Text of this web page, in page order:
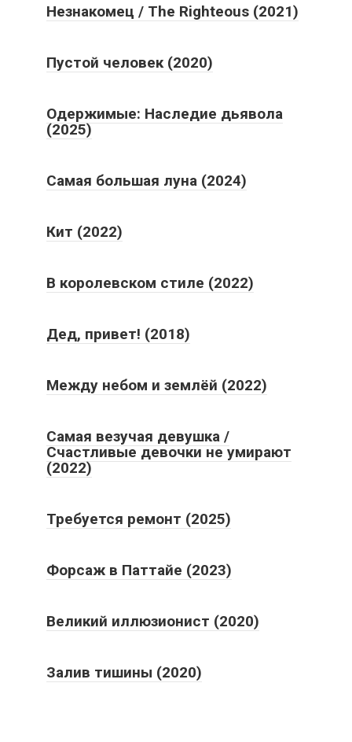
Незнакомец / The Righteous (2021)
Пустой человек (2020)
Одержимые: Наследие дьявола
(2025)
Самая большая луна (2024)
Кит (2022)
В королевском стиле (2022)
Дед, привет! (2018)
Между небом и землёй (2022)
Самая везучая девушка /
Счастливые девочки не умирают
(2022)
Требуется ремонт (2025)
Форсаж в Паттайе (2023)
Великий иллюзионист (2020)
Залив тишины (2020)